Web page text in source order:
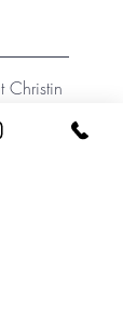
Christin